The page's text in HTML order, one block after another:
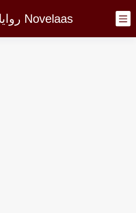
Novelaas روايات